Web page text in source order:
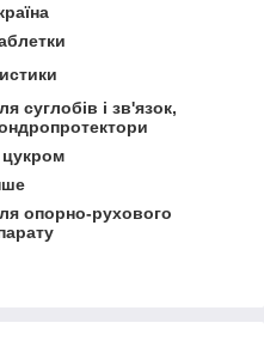
суглобів і зв'язок,
опорно-рухового